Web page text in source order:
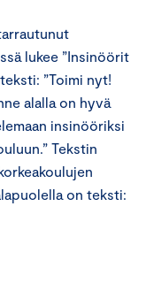
lukee ”Insinöörit
”Toimi nyt!
alalla on hyvä
insinööriksi
Tekstin
on teksti: